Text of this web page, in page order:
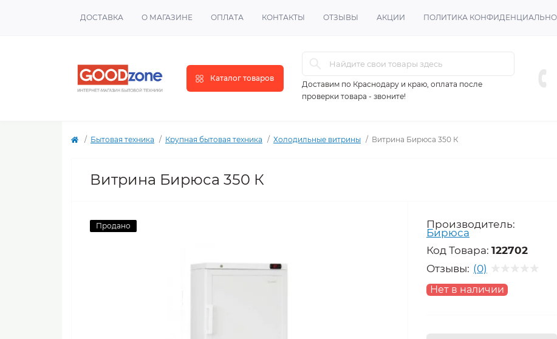
ДОСТАВКА О МАГАЗИНЕ ОПЛАТА КОНТАКТЫ ОТЗЫВЫ АКЦИИ ПОЛИТИКА
Каталог товаров
Доставим по Краснодару и краю, оплата после
проверки товара - звоните!
Бытовая техника Крупная бытовая техника Холодильные витрины Витрина Бирюса 350 К
Витрина Бирюса 350 К
Продано Производитель:
Бирюса
Код Товара: 122702
Отзывы: (0)
Нет в наличии